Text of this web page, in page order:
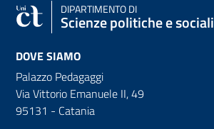
DIPARTIMENTO DI
Scienze politiche e sociali
DOVE SIAMO
Palazzo Pedagaggi
Via Vittorio Emanuele II, 49
95131 - Catania